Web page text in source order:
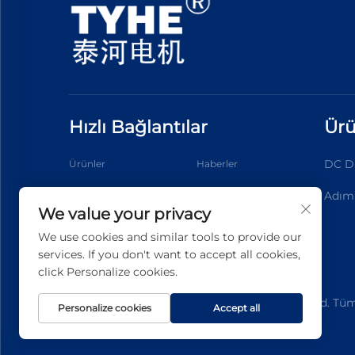
Hızlı Bağlantılar
Ürünler Haberler DC
Telif Hakkı © 2026 Wenzhou Tyhe Motor Co.,ltd.
We value your privacy
We use cookies and similar tools to provide our
services. If you don't want to accept all cookies,
click Personalize cookies.
Personalize cookies Accept all